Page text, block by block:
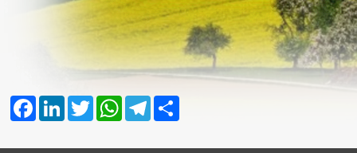
FacebookLinkedInTwitter WhatsAppTelegram